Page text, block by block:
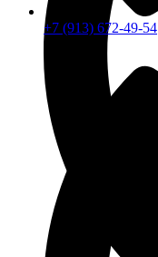
+7 (913) 672-49-54